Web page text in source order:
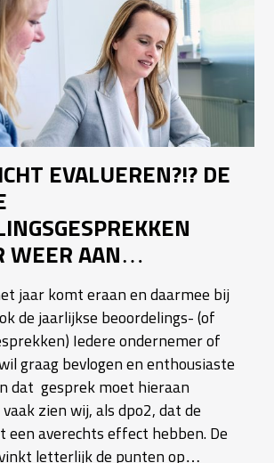
EVALUEREN?!? DE
WEER AAN…
jaar komt eraan en daarmee bij
de jaarlijkse beoordelings- (of
Iedere ondernemer of
graag bevlogen en enthousiaste
dat gesprek moet hieraan
zien wij, als dpo2, dat de
een averechts effect hebben. De
letterlijk de punten op…